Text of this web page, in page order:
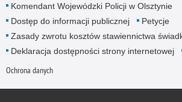
Komendant Wojewódzki Policji w Olsztynie
Dostęp do informacji publicznej
Petycje
Zasady zwrotu kosztów stawiennictwa
Deklaracja dostępności strony internetowej
Ochrona danych